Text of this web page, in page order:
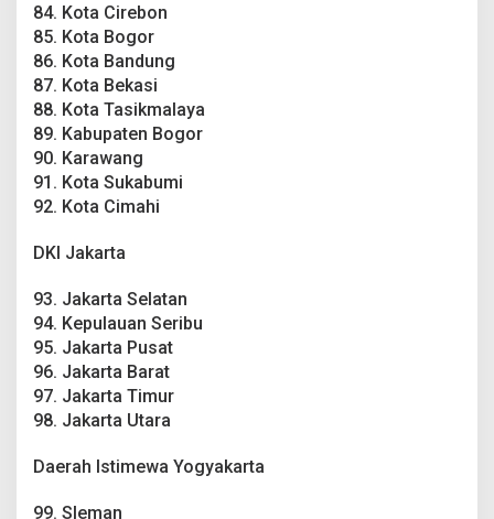
84. Kota Cirebon
85. Kota Bogor
86. Kota Bandung
87. Kota Bekasi
88. Kota Tasikmalaya
89. Kabupaten Bogor
90. Karawang
91. Kota Sukabumi
92. Kota Cimahi
DKI Jakarta
93. Jakarta Selatan
94. Kepulauan Seribu
95. Jakarta Pusat
96. Jakarta Barat
97. Jakarta Timur
98. Jakarta Utara
Daerah Istimewa Yogyakarta
99. Sleman